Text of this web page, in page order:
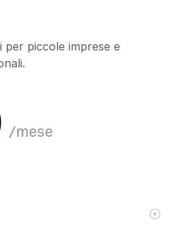
per piccole imprese e
/mese